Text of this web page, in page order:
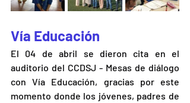
Vía Educación
El 04 de abril se dieron cita en el
auditorio del CCDSJ - Mesas de diálogo
con Vía Educación, gracias por este
momento donde los jóvenes, padres de